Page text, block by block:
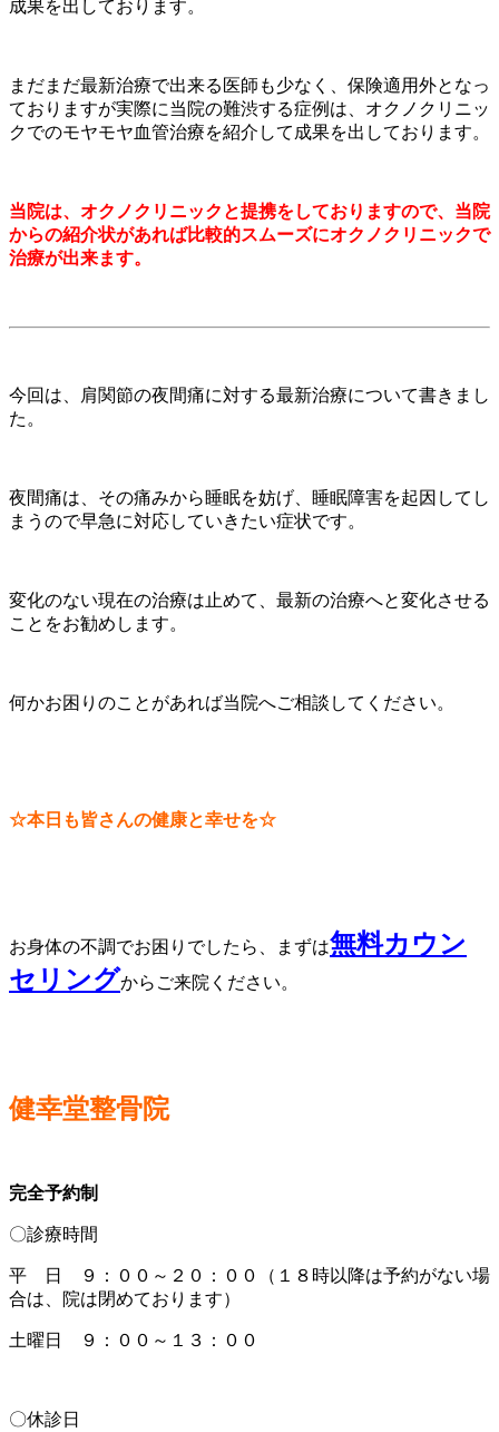
成果を出しております。
まだまだ最新治療で出来る医師も少なく、保険適用外となっ
ておりますが実際に当院の難渋する症例は、オクノクリニッ
クでのモヤモヤ血管治療を紹介して成果を出しております。
当院は、オクノクリニックと提携をしておりますので、当院
からの紹介状があれば比較的スムーズにオクノクリニックで
治療が出来ます。
今回は、肩関節の夜間痛に対する最新治療について書きまし
た。
夜間痛は、その痛みから睡眠を妨げ、睡眠障害を起因してし
まうので早急に対応していきたい症状です。
変化のない現在の治療は止めて、最新の治療へと変化させる
ことをお勧めします。
何かお困りのことがあれば当院へご相談してください。
☆本日も皆さんの健康と幸せを☆
お身体の不調でお困りでしたら、まずは無料カウン
セリングからご来院ください。
健幸堂整骨院
完全予約制
〇診療時間
平 日 ９：００～２０：００（１８時以降は予約がない場
合は、院は閉めております）
土曜日 ９：００～１３：００
〇休診日